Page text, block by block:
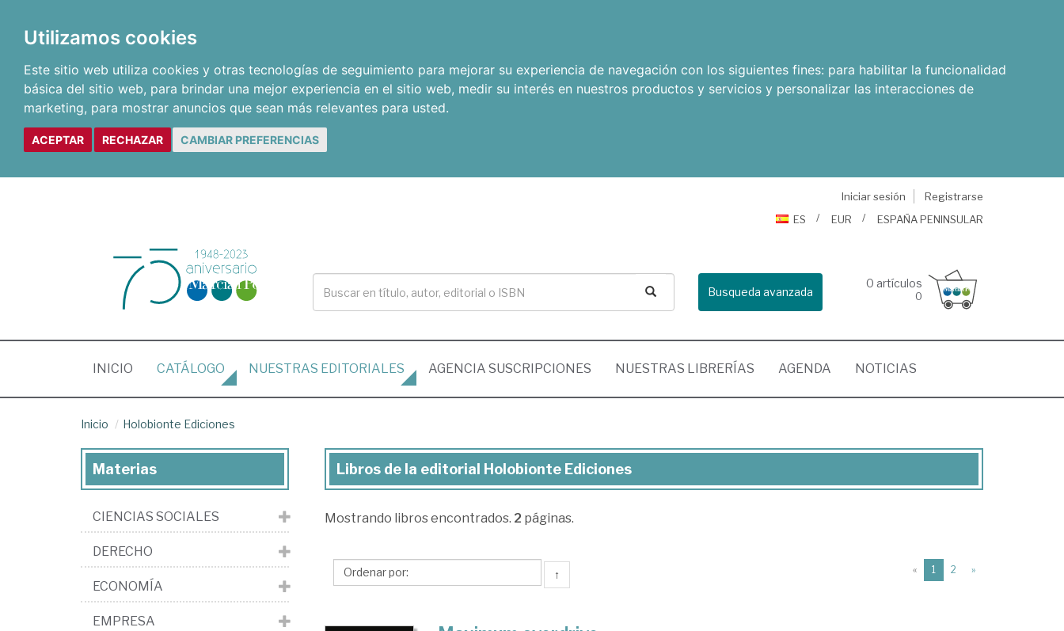
Utilizamos cookies
Este sitio web utiliza cookies y otras tecnologías de seguimiento para mejorar su experiencia de navegación con los siguientes fines: para habilitar la funcionalidad
básica del sitio web, para brindar una mejor experiencia en el sitio web, medir su interés en nuestros productos y servicios y personalizar las interacciones de
marketing, para mostrar anuncios que sean más relevantes para usted.
ACEPTAR RECHAZAR CAMBIAR PREFERENCIAS
Iniciar sesión
Registrarse
ES
EUR ESPAÑA PENINSULAR
Busqueda avanzada
0 artículos
0
INICIO (CURRENT)
CATÁLOGO NUESTRAS EDITORIALES AGENCIA SUSCRIPCIONES NUESTRAS LIBRERÍAS AGENDA NOTICIAS
Inicio Holobionte Ediciones
Libros
la
Holobionte
Libros de la editorial Holobionte Ediciones
Mostrando libros encontrados. 2 páginas.
↑ « 1 (current)
2 »
Materias
CIENCIAS SOCIALES
DERECHO
ECONOMÍA
EMPRESA